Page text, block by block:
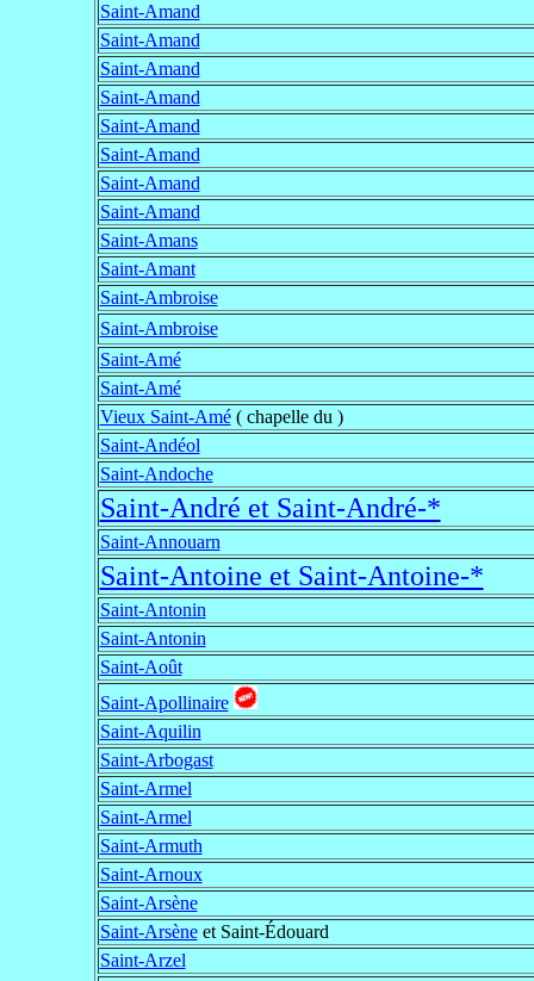
Saint-Amand
Saint-Amand
Saint-Amand
Saint-Amand
Saint-Amand
Saint-Amand
Saint-Amand
Saint-Amand
Saint-Amans
Saint-Amant
Saint-Ambroise
Saint-Ambroise
Saint-Amé
Saint-Amé
Vieux Saint-Amé( chapelle du )
Saint-Andéol
Saint-Andoche
Saint-André et Saint-André-*
Saint-Annouarn
Saint-Antoine et Saint-Antoine-*
Saint-Antonin
Saint-Antonin
Saint-Août
Saint-Apollinaire
Saint-Aquilin
Saint-Arbogast
Saint-Armel
Saint-Armel
Saint-Armuth
Saint-Arnoux
Saint-Arsène
Saint-Arsèneet Saint-Édouard
Saint-Arzel